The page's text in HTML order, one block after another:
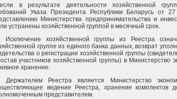
в результате деятельности хозяйственной
Указа Президента Республики Беларусь от
Министерства предпринимательства и
устранены хозяйственной группой в месячный срок.
Исключение хозяйственной группы из Реестра
группе из единого банка данных, возврат
о регистрации хозяйственной группы
участников хозяйственной группы) в Министерство
хранение.
Держателем Реестра является Министерство
ведение Реестра, хранение комплектов
представителем.